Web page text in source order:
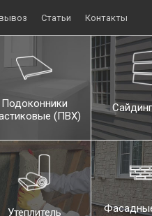
Статьи Контакты
Подоконники
(ПВХ)
Утеплитель